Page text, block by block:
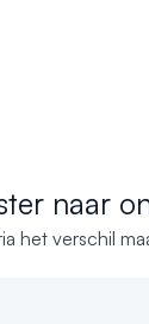
naar
het verschil